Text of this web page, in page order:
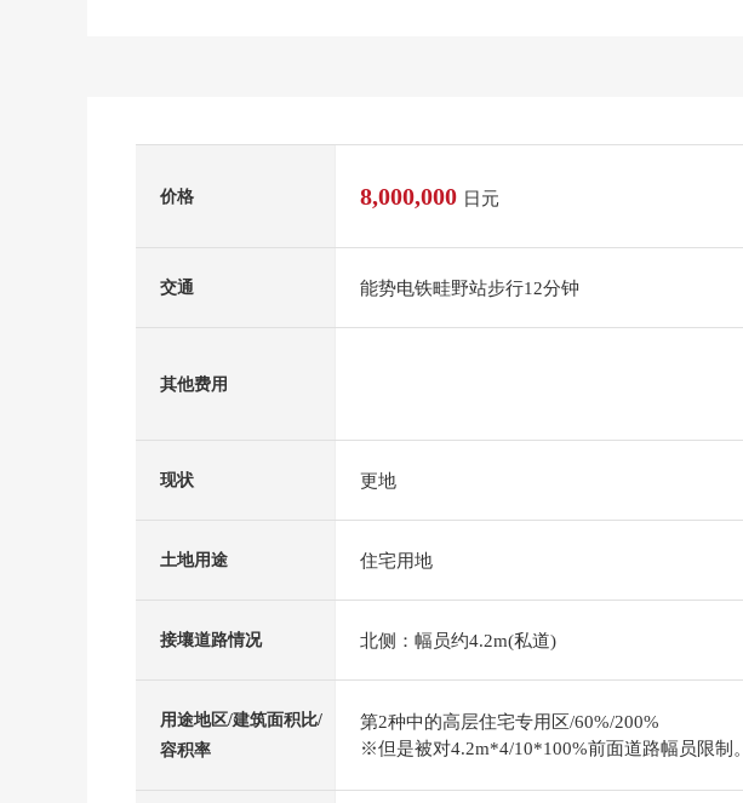
价格 8,000,000 日元
交通 能势电铁畦野站步行12分钟
其他费用
现状 更地
土地用途 住宅用地
接壤道路情况 北侧：幅员约4.2m(私道)
用途地区/建筑面积比/
容积率
第2种中的高层住宅专用区/60%/200%
※但是被对4.2m*4/10*100%前面道路幅员限制。